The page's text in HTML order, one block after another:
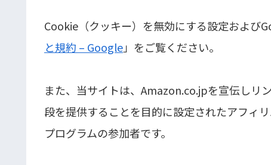
Cookie（クッキー）を無効にする設定および
と規約 – Google」をご覧ください。
また、当サイトは、Amazon.co.jpを宣伝しリ
段を提供することを目的に設定されたアフィ
プログラムの参加者です。